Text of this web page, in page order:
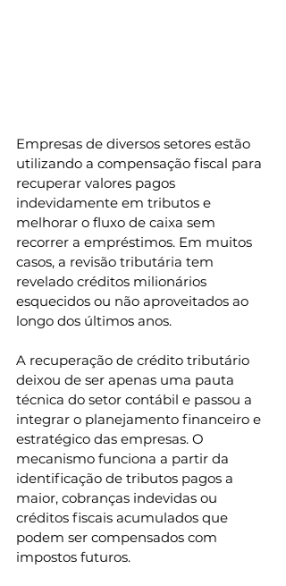
Empresas de diversos setores estão
utilizando a compensação fiscal para
recuperar valores pagos
indevidamente em tributos e
melhorar o fluxo de caixa sem
recorrer a empréstimos. Em muitos
casos, a revisão tributária tem
revelado créditos milionários
esquecidos ou não aproveitados ao
longo dos últimos anos.
A recuperação de crédito tributário
deixou de ser apenas uma pauta
técnica do setor contábil e passou a
integrar o planejamento financeiro e
estratégico das empresas. O
mecanismo funciona a partir da
identificação de tributos pagos a
maior, cobranças indevidas ou
créditos fiscais acumulados que
podem ser compensados com
impostos futuros.